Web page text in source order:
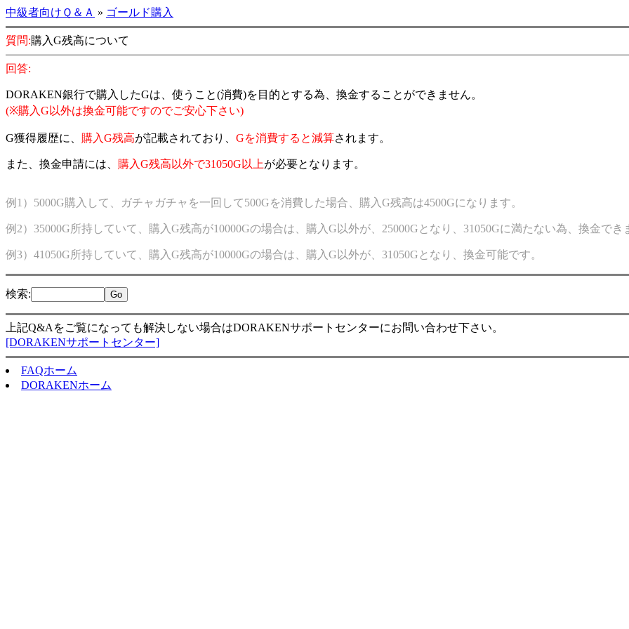
中級者向けＱ＆Ａ » ゴールド購入
質問:購入G残高について
回答:
DORAKEN銀行で購入したGは、使うこと(消費)を目的とする為、換金することができません。
(※購入G以外は換金可能ですのでご安心下さい)
G獲得履歴に、 購入G残高が記載されており、 Gを消費すると減算されます。
また、換金申請には、 購入G残高以外で31050G以上が必要となります。
例1）5000G購入して、ガチャガチャを一回して500Gを消費した場合、購入G残高は4500Gになります。
例2）35000G所持していて、購入G残高が10000Gの場合は、購入G以外が、25000Gとなり、31050Gに満たない為、換金でき
例3）41050G所持していて、購入G残高が10000Gの場合は、購入G以外が、31050Gとなり、換金可能です。
検索:
上記Q&Aをご覧になっても解決しない場合はDORAKENサポートセンターにお問い合わせ下さい。
[DORAKENサポートセンター]
FAQホーム
DORAKENホーム